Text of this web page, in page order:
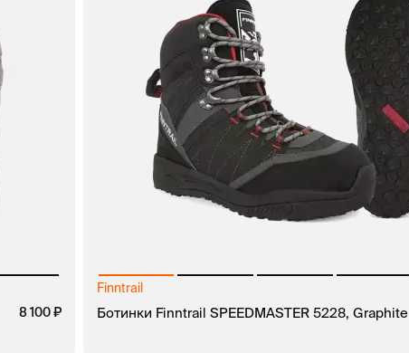
8 100
Finntrail
Ботинки Finntrail SPEEDMASTER 5228, Graphite